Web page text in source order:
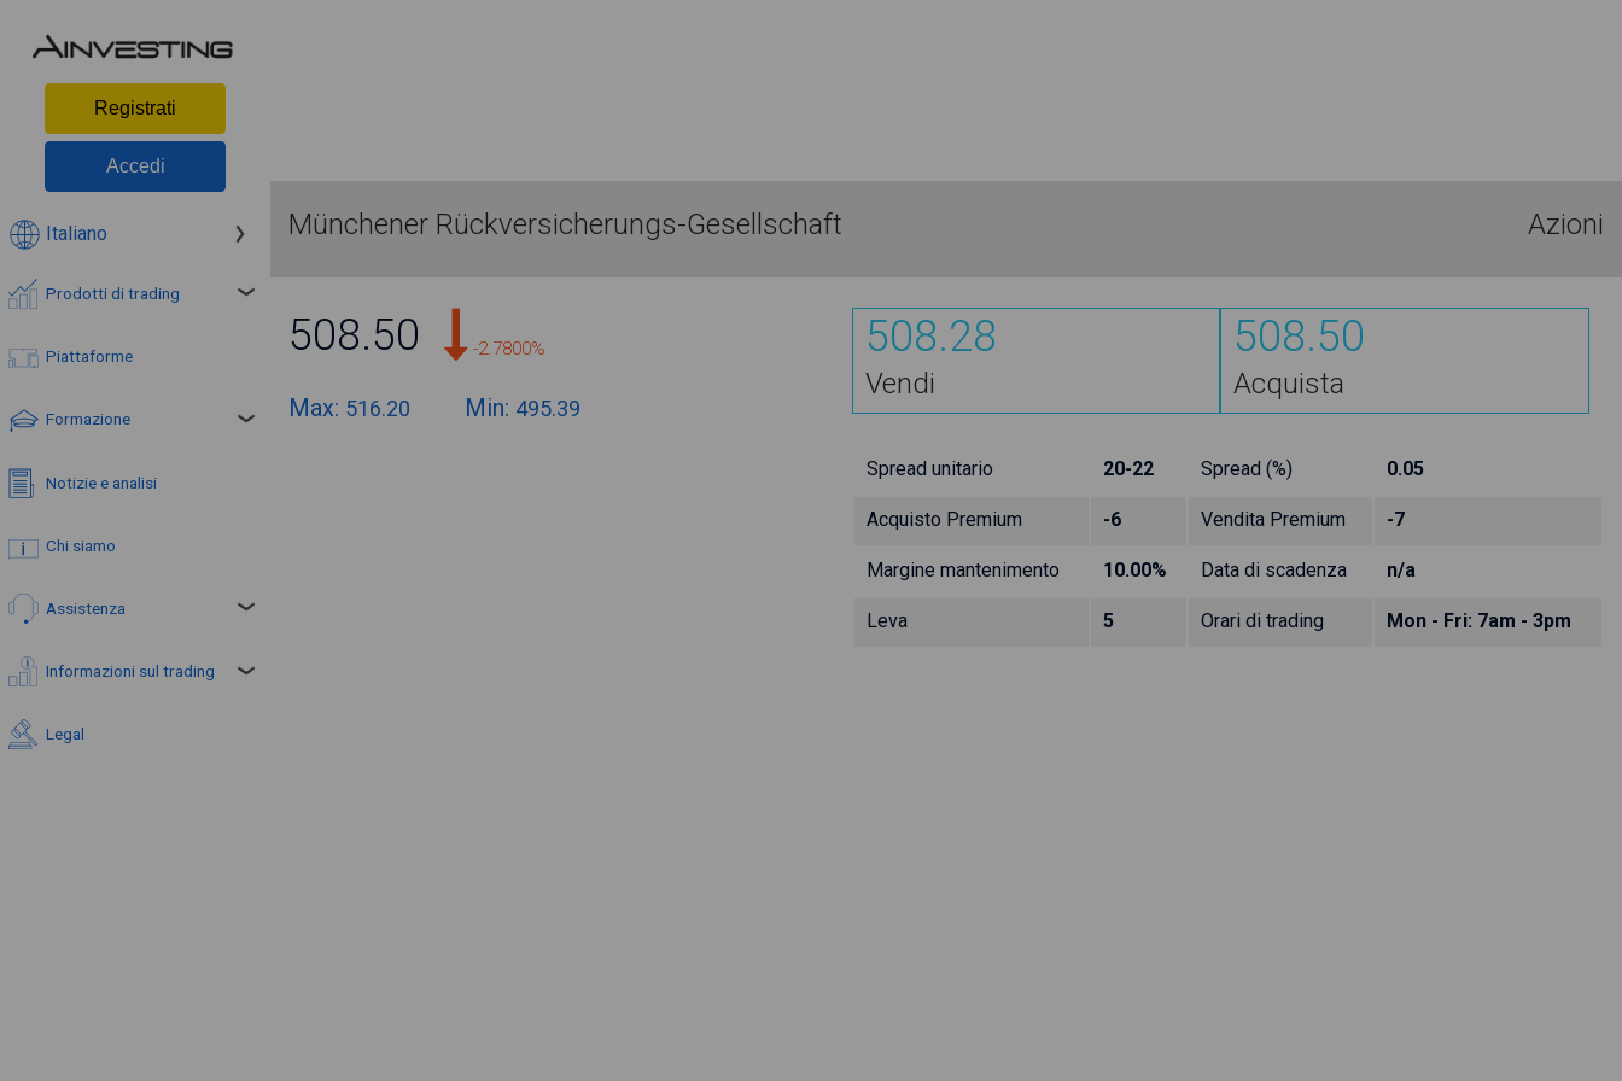
Registrati
Accedi
Italiano
Prodotti di trading
Piattaforme
Formazione
Notizie e analisi
Chi siamo
Assistenza
Informazioni sul trading
Legal
Münchener Rückversicherungs-Gesellschaft Azioni
508.50 -2.7800%
Max: 516.20 Min: 495.39
508.28
Vendi
508.50
Acquista
Spread unitario 20-22 Spread (%) 0.05
Acquisto Premium -6 Vendita Premium -7
Margine mantenimento 10.00% Data di scadenza n/a
Leva 5 Orari di trading Mon - Fri: 7am - 3pm